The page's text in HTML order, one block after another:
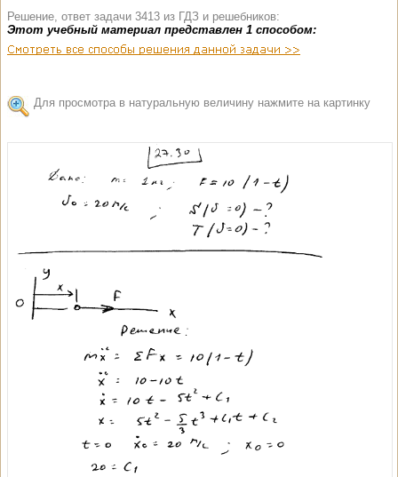
Решение, ответ задачи 3413 из ГДЗ и решебников:
Этот учебный материал представлен 1 способом:
Для просмотра в натуральную величину нажмите на картинку